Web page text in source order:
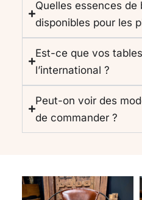
Quelles essences de
disponibles pour les
Est-ce que vos
l’international ?
Peut-on voir des
de commander ?